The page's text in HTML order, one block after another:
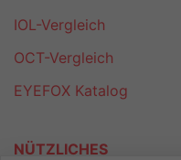
IOL-Vergleich
OCT-Vergleich
EYEFOX Katalog
NÜTZLICHES